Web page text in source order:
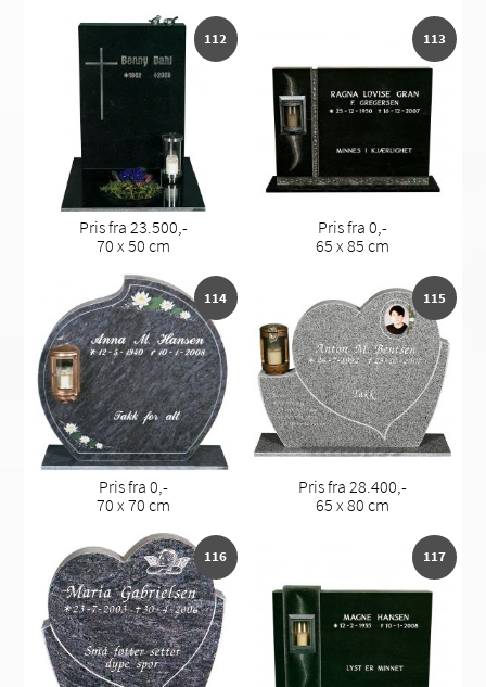
112
Pris fra 23.500,-
70 x 50 cm
113
Pris fra 0,-
65 x 85 cm
114
Pris fra 0,-
70 x 70 cm
115
Pris fra 28.400,-
65 x 80 cm
116 117